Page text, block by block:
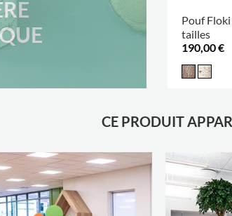
Pouf Floki
tailles
190,00 €
CE PRODUIT